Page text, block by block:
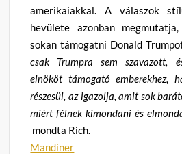
amerikaiakkal. A válaszok
hevülete azonban
sokan támogatni Donald
csak Trumpra sem szavazott,
elnököt támogató emberekhez,
részesül, az igazolja, amit sok
miért félnek kimondani és
mondta Rich.
Mandiner